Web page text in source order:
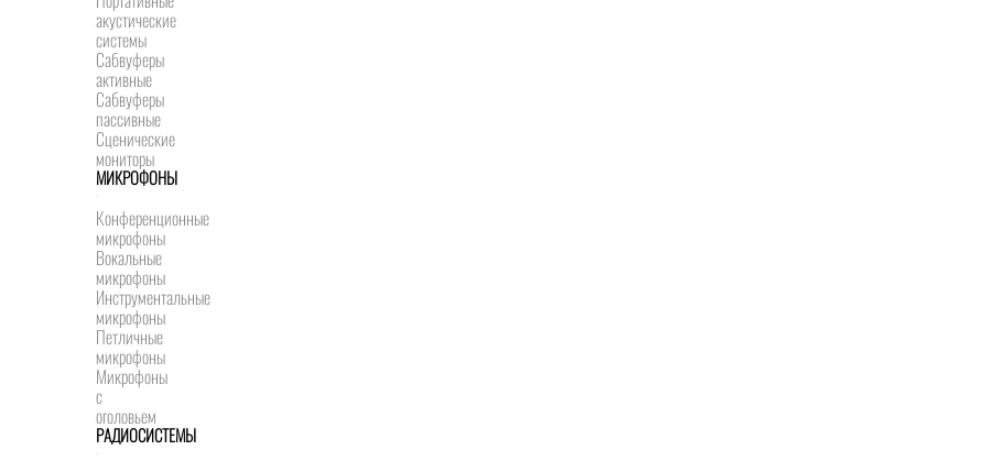
акустические
системы
Сабвуферы
активные
Сабвуферы
пассивные
Сценические
мониторы
МИКРОФОНЫ
Конференционные
микрофоны
Вокальные
микрофоны
Инструментальные
микрофоны
Петличные
микрофоны
Микрофоны
с
оголовьем
РАДИОСИСТЕМЫ